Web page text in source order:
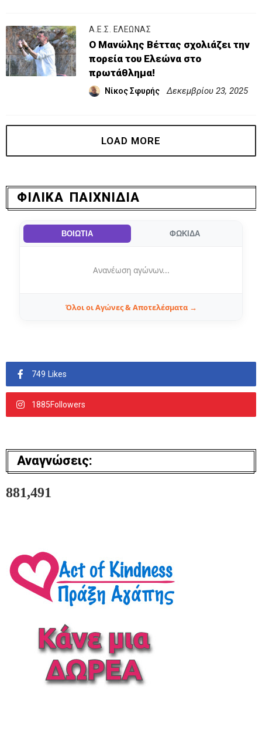
Α.Ε.Σ. ΕΛΕΩΝΑΣ
Ο Μανώλης Βέττας σχολιάζει την
πορεία του Ελεώνα στο
πρωτάθλημα!
Νίκος Σφυρής Δεκεμβρίου 23, 2025
ΦΙΛΙΚΑ ΠΑΙΧΝΙΔΙΑ
ΒΟΙΩΤΙΑ ΦΩΚΙΔΑ
Ανανέωση αγώνων...
Όλοι οι Αγώνες & Αποτελέσματα →
749 Likes
1885Followers
Αναγνώσεις:
881,491